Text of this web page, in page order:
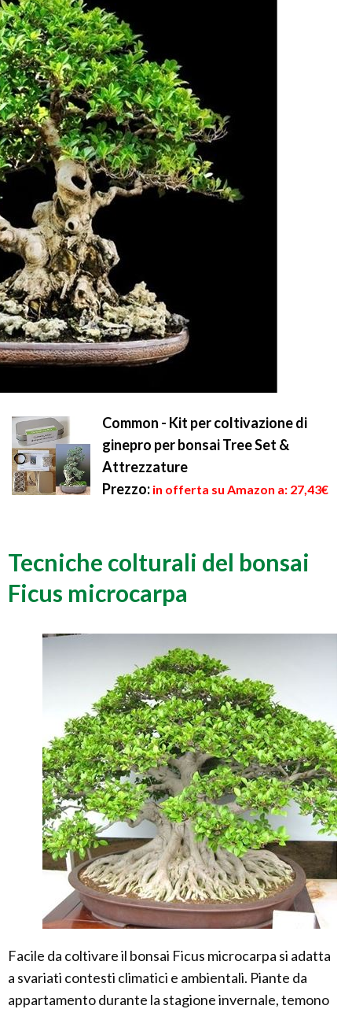
Common - Kit per coltivazione di
ginepro per bonsai Tree Set &
Attrezzature
Prezzo: in offerta su Amazon a: 27,43€
Tecniche colturali del bonsai
Ficus microcarpa
Facile da coltivare il bonsai Ficus microcarpa si adatta
a svariati contesti climatici e ambientali. Piante da
appartamento durante la stagione invernale, temono